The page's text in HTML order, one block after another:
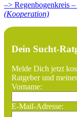
–> Regenbogenkreis
(Kooperation)
Dein Sucht-
Melde Dich jetzt
Ratgeber und
Vorname:
E-Mail-Adresse: